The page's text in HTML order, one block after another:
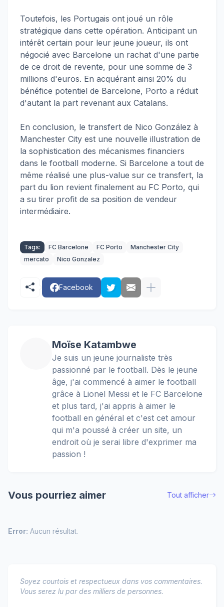
Toutefois, les Portugais ont joué un rôle
stratégique dans cette opération. Anticipant un
intérêt certain pour leur jeune joueur, ils ont
négocié avec Barcelone un rachat d'une partie
de ce droit de revente, pour une somme de 3
millions d'euros. En acquérant ainsi 20% du
bénéfice potentiel de Barcelone, Porto a réduit
d'autant la part revenant aux Catalans.
En conclusion, le transfert de Nico González à
Manchester City est une nouvelle illustration de
la sophistication des mécanismes financiers
dans le football moderne. Si Barcelone a tout de
même réalisé une plus-value sur ce transfert, la
part du lion revient finalement au FC Porto, qui
a su tirer profit de sa position de vendeur
intermédiaire.
Tags: FC Barcelone FC Porto
Manchester City
mercato
Nico Gonzalez
Facebook
Moïse Katambwe
Je suis un jeune journaliste très
passionné par le football. Dès le jeune
âge, j'ai commencé à aimer le football
grâce à Lionel Messi et le FC Barcelone
et plus tard, j'ai appris à aimer le
football en général et c'est cet amour
qui m'a poussé à créer un site, un
endroit où je serai libre d'exprimer ma
passion !
Vous pourriez aimer Tout afficher
Error: Aucun résultat.
Soyez courtois et respectueux dans vos commentaires.
Vous serez lu par des milliers de personnes.